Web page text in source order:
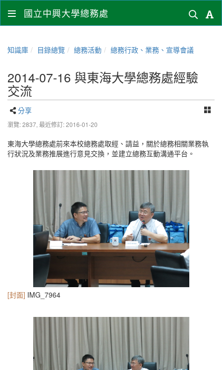
國立中興大學總務處
知識庫 目錄總覽 總務活動 總務行政、業務、宣導會議
2014-07-16 與東海大學總務處經驗
交流
分享
瀏覽: 2837, 最近修訂: 2016-01-20
東海大學總務處前來本校總務處取經、請益，關於總務相關業務執
行狀況及業務推展進行意見交換，並建立總務互動溝通平台。
[封面] IMG_7964